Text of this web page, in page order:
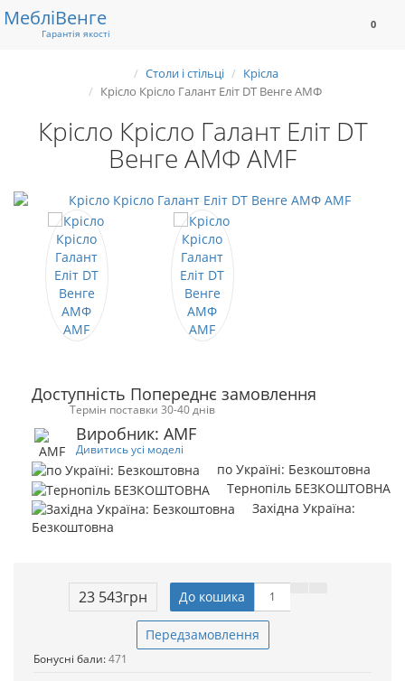
0
МебліВенге
Гарантія якості
Столи і стільці
Крісла
Крісло Крісло Галант Еліт DT Венге АМФ
Крісло Крісло Галант Еліт DT
Венге АМФ AMF
Доступність Попереднє замовлення
Термін поставки 30-40 днів
Виробник: AMF
Дивитись усі моделі
по Україні: Безкоштовна
Тернопіль БЕЗКОШТОВНА
Західна Україна:
Безкоштовна
23 543грн До кошика
Передзамовлення
Бонусні бали:471